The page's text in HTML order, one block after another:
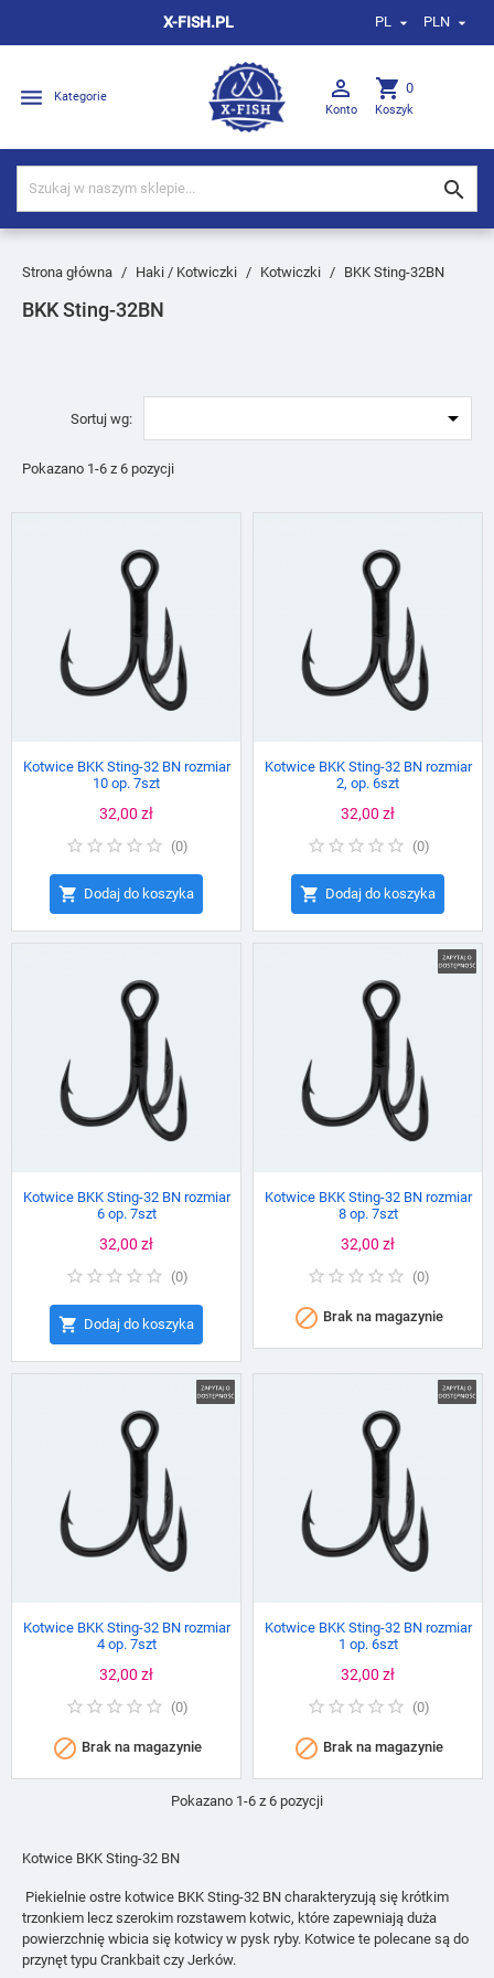
X-FISH.PL PL  PLN 
 Kategorie 
Konto
shopping_cart 0
Koszyk

Strona główna Haki / Kotwiczki Kotwiczki BKK Sting-32BN
BKK Sting-32BN
Sortuj wg: 
Pokazano 1-6 z 6 pozycji
Kotwice BKK Sting-32 BN rozmiar
10 op. 7szt
Cena
32,00 zł
(0)
 Dodaj do koszyka
Kotwice BKK Sting-32 BN rozmiar
2, op. 6szt
Cena
32,00 zł
(0)
 Dodaj do koszyka
Kotwice BKK Sting-32 BN rozmiar
6 op. 7szt
Cena
32,00 zł
(0)
 Dodaj do koszyka
Kotwice BKK Sting-32 BN rozmiar
8 op. 7szt
Cena
32,00 zł
(0)
 Brak na magazynie
Kotwice BKK Sting-32 BN rozmiar
4 op. 7szt
Cena
32,00 zł
(0)
 Brak na magazynie
Kotwice BKK Sting-32 BN rozmiar
1 op. 6szt
Cena
32,00 zł
(0)
 Brak na magazynie
Pokazano 1-6 z 6 pozycji
Kotwice BKK Sting-32 BN
Piekielnie ostre kotwice BKK Sting-32 BN charakteryzują się krótkim
trzonkiem lecz szerokim rozstawem kotwic, które zapewniają duża
powierzchnię wbicia się kotwicy w pysk ryby. Kotwice te polecane są do
przynęt typu Crankbait czy Jerków.